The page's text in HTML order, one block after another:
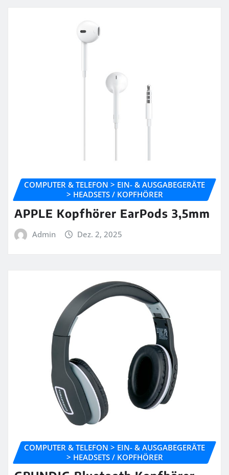
COMPUTER & TELEFON > EIN- & AUSGABEGERÄTE
> HEADSETS / KOPFHÖRER
APPLE Kopfhörer EarPods 3,5mm
Admin Dez. 2, 2025
COMPUTER & TELEFON > EIN- & AUSGABEGERÄTE
> HEADSETS / KOPFHÖRER